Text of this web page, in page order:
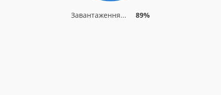
Завантаження... 89%